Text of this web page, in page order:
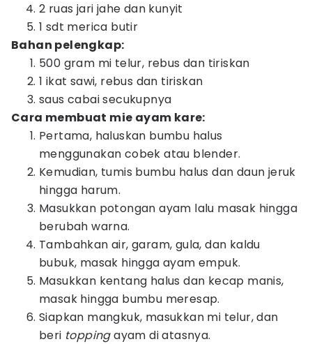
2 ruas jari jahe dan kunyit
1 sdt merica butir
Bahan pelengkap:
500 gram mi telur, rebus dan tiriskan
1 ikat sawi, rebus dan tiriskan
saus cabai secukupnya
Cara membuat mie ayam kare:
Pertama, haluskan bumbu halus
menggunakan cobek atau blender.
Kemudian, tumis bumbu halus dan daun jeruk
hingga harum.
Masukkan potongan ayam lalu masak hingga
berubah warna.
Tambahkan air, garam, gula, dan kaldu
bubuk, masak hingga ayam empuk.
Masukkan kentang halus dan kecap manis,
masak hingga bumbu meresap.
Siapkan mangkuk, masukkan mi telur, dan
beri toppingayam di atasnya.